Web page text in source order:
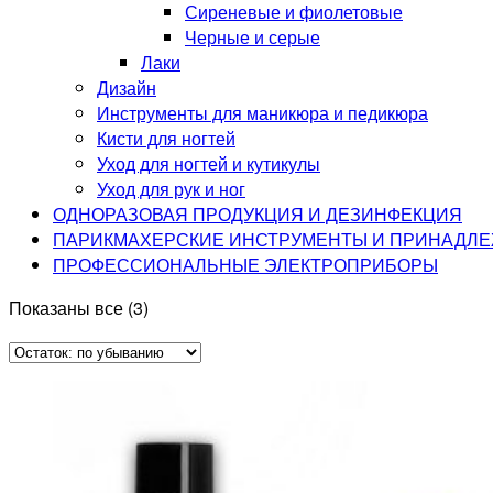
Сиреневые и фиолетовые
Черные и серые
Лаки
Дизайн
Инструменты для маникюра и педикюра
Кисти для ногтей
Уход для ногтей и кутикулы
Уход для рук и ног
ОДНОРАЗОВАЯ ПРОДУКЦИЯ И ДЕЗИНФЕКЦИЯ
ПАРИКМАХЕРСКИЕ ИНСТРУМЕНТЫ И
ПРОФЕССИОНАЛЬНЫЕ ЭЛЕКТРОПРИБОРЫ
Показаны все (3)